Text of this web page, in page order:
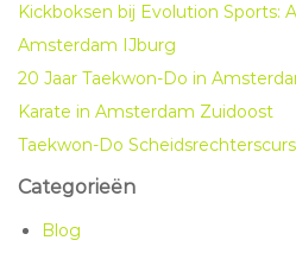
Kickboksen bij Evolution Sports:
Amsterdam IJburg
20 Jaar Taekwon-Do in
Karate in Amsterdam Zuidoost
Taekwon-Do
Categorieën
Blog